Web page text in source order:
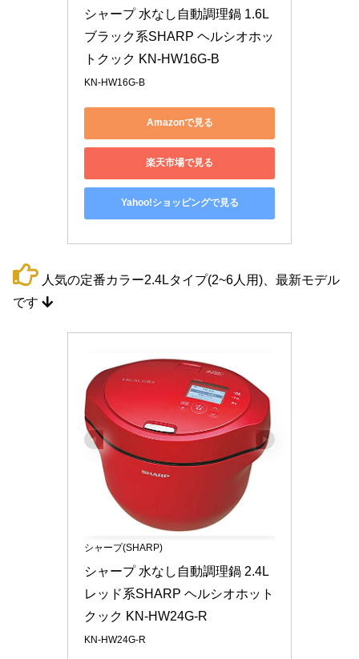
シャープ 水なし自動調理鍋 1.6L
ブラック系SHARP ヘルシオホッ
トクック KN-HW16G-B
KN-HW16G-B
Amazonで見る
楽天市場で見る
Yahoo!ショッピングで見る
人気の定番カラー2.4Lタイプ(2~6人用)、最新モデル
です
シャープ(SHARP)
シャープ 水なし自動調理鍋 2.4L
レッド系SHARP ヘルシオホット
クック KN-HW24G-R
KN-HW24G-R